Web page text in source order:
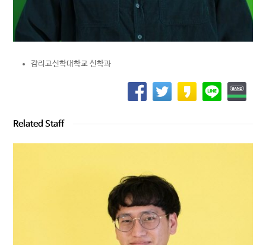
감리교신학대학교 신학과
Related Staff